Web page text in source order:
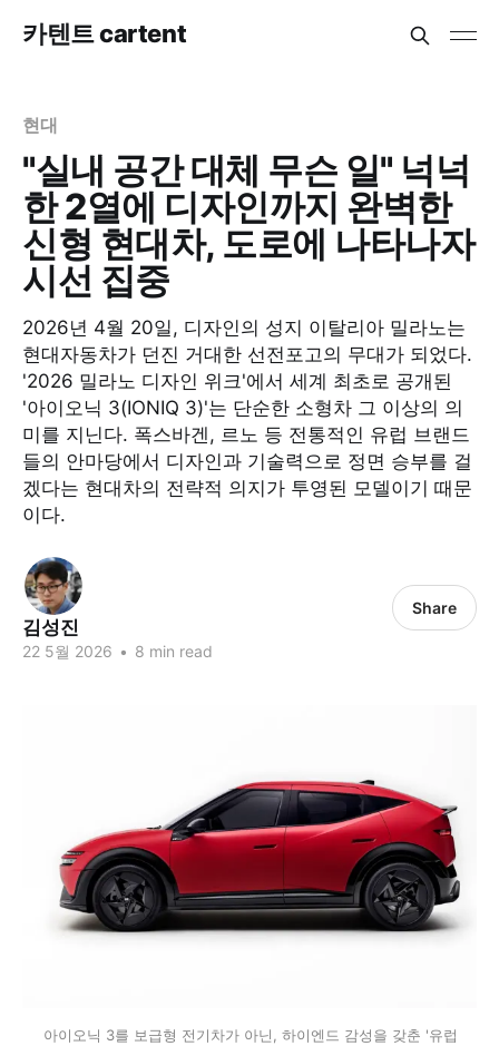
카텐트 cartent
현대
"실내 공간 대체 무슨 일" 넉넉
한 2열에 디자인까지 완벽한
신형 현대차, 도로에 나타나자
시선 집중
2026년 4월 20일, 디자인의 성지 이탈리아 밀라노는
현대자동차가 던진 거대한 선전포고의 무대가 되었다.
'2026 밀라노 디자인 위크'에서 세계 최초로 공개된
'아이오닉 3(IONIQ 3)'는 단순한 소형차 그 이상의 의
미를 지닌다. 폭스바겐, 르노 등 전통적인 유럽 브랜드
들의 안마당에서 디자인과 기술력으로 정면 승부를 걸
겠다는 현대차의 전략적 의지가 투영된 모델이기 때문
이다.
김성진
22 5월 2026 • 8 min read
Share